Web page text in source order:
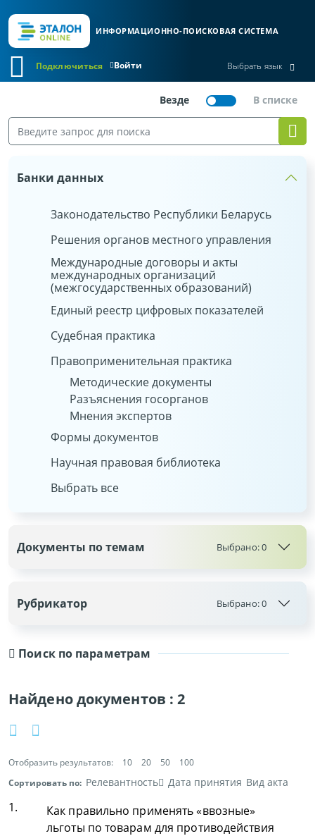
ИНФОРМАЦИОННО-ПОИСКОВАЯ СИСТЕМА
Войти
Подключиться Выбрать язык
Поиск по параметрам
Найдено документов :2
Отобразить результатов: 10 20 50
100
Сортировать по: Релевантность Дата принятия Вид акта
1.
Как правильно применять «ввозные»
льготы по товарам для противодействия
Банки данных
Законодательство Республики Беларусь
Решения органов местного управления
Международные договоры и акты
международных организаций
(межгосударственных образований)
Единый реестр цифровых показателей
Судебная практика
Правоприменительная практика
Методические документы
Разъяснения госорганов
Мнения экспертов
Формы документов
Научная правовая библиотека
Выбрать все
Документы по темам Выбрано:0
Рубрикатор Выбрано:0